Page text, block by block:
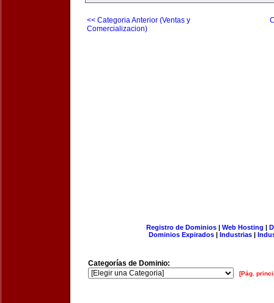
<< Categoria Anterior (Ventas y
Comercializacion)
Registro de Dominios| Web Hosting |
Dominios Expirados | Industrias |
Categorías de Dominio:
[Pág.